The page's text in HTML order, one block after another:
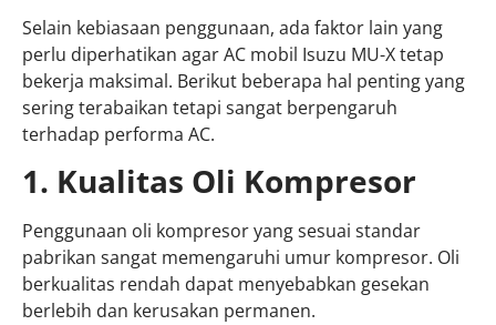
Selain kebiasaan penggunaan, ada faktor lain yang
perlu diperhatikan agar AC mobil Isuzu MU-X tetap
bekerja maksimal. Berikut beberapa hal penting yang
sering terabaikan tetapi sangat berpengaruh
terhadap performa AC.
1. Kualitas Oli Kompresor
Penggunaan oli kompresor yang sesuai standar
pabrikan sangat memengaruhi umur kompresor. Oli
berkualitas rendah dapat menyebabkan gesekan
berlebih dan kerusakan permanen.